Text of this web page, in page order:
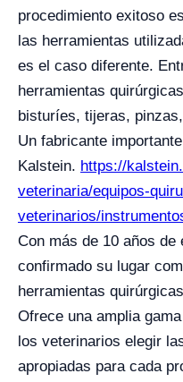
procedimiento exitoso
las herramientas
es el caso diferente.
herramientas
bisturíes, tijeras,
Un fabricante
Kalstein. https://
veterinaria/equipos-
veterinarios/
Con más de 10 años
confirmado su lugar
herramientas
Ofrece una amplia
los veterinarios elegir
apropiadas para cada